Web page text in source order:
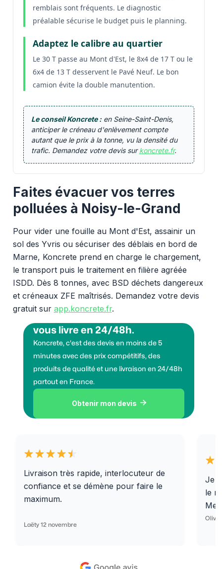
remblais sont fréquents. Le diagnostic
préalable sécurise le budget puis le planning.
Adaptez le calibre au quartier
Le 30 T passe au Mont d'Est, le 8x4 de 17 T ou le
6x4 de 13 T desservent le Pavé Neuf. Le bon
camion évite la double manutention.
Le conseil Koncrete :en Seine-Saint-Denis,
anticiper le créneau d'enlèvement compte
autant que le prix à la tonne, vu la densité du
trafic. Demandez votre devis surkoncrete.fr.
Faites évacuer vos terres
polluées à Noisy-le-Grand
Pour vider une fouille au Mont d'Est, assainir un
sol des Yvris ou sécuriser des déblais en bord de
Marne, Koncrete prend en charge le chargement,
le transport puis le traitement en filière agréée
ISDD. Dès 8 tonnes, avec BSD déchets dangereux
et créneaux ZFE maîtrisés. Demandez votre devis
gratuit sur app.koncrete.fr.
vous livre en 24/48h.
Koncrete, c'est des devis en moins de 5
minutes avec des prix compétitifs, des
produits de qualité et une livraison en 24/48h
partout en France.
Obtenir mon devis 
Livraison très rapide, interlocuteur de
confiance et se démène pour faire le
maximum.
Laëty 12 novembre
Je
le